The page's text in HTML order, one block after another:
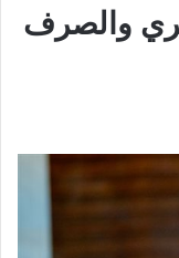
والصرف